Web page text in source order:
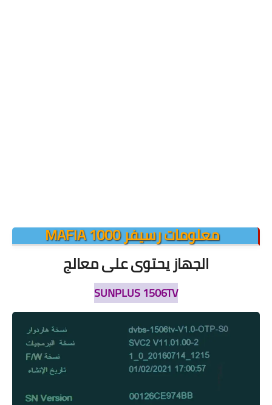
معلومات رسيفر MAFIA 1000
الجهاز يحتوى على معالج
SUNPLUS 1506TV